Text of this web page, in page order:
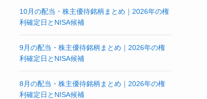
10月の配当・株主優待銘柄まとめ｜2026年の権
利確定日とNISA候補
9月の配当・株主優待銘柄まとめ｜2026年の権
利確定日とNISA候補
8月の配当・株主優待銘柄まとめ｜2026年の権
利確定日とNISA候補